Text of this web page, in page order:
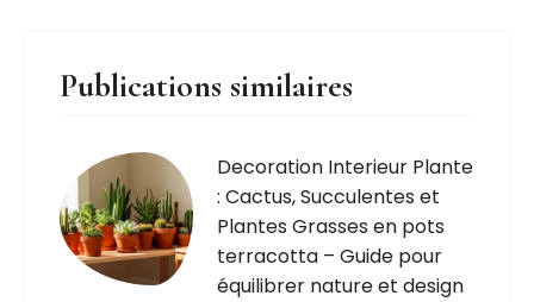
Publications similaires
Decoration Interieur Plante
: Cactus, Succulentes et
Plantes Grasses en pots
terracotta – Guide pour
équilibrer nature et design